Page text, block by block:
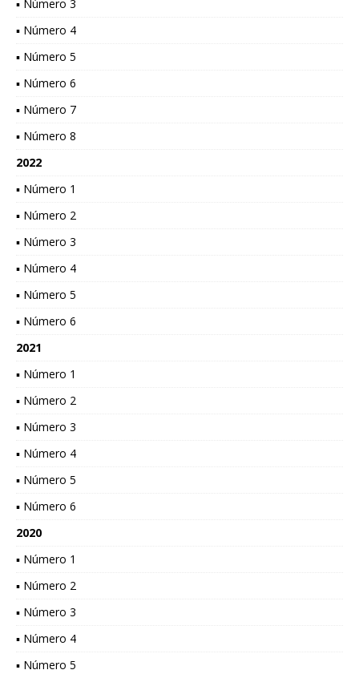
▪ Número 3
▪ Número 4
▪ Número 5
▪ Número 6
▪ Número 7
▪ Número 8
2022
▪ Número 1
▪ Número 2
▪ Número 3
▪ Número 4
▪ Número 5
▪ Número 6
2021
▪ Número 1
▪ Número 2
▪ Número 3
▪ Número 4
▪ Número 5
▪ Número 6
2020
▪ Número 1
▪ Número 2
▪ Número 3
▪ Número 4
▪ Número 5